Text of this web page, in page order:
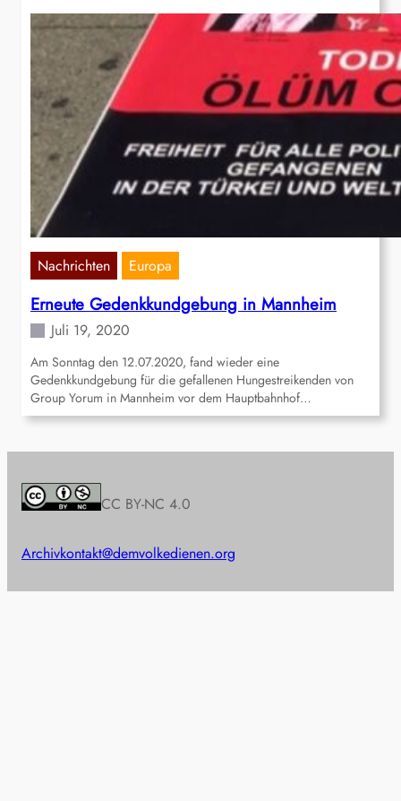
Nachrichten Europa
Erneute Gedenkkundgebung in Mannheim
Juli 19, 2020
Am Sonntag den 12.07.2020, fand wieder eine
Gedenkkundgebung für die gefallenen Hungestreikenden von
Group Yorum in Mannheim vor dem Hauptbahnhof…
CC BY-NC 4.0
Archivkontakt@demvolkedienen.org